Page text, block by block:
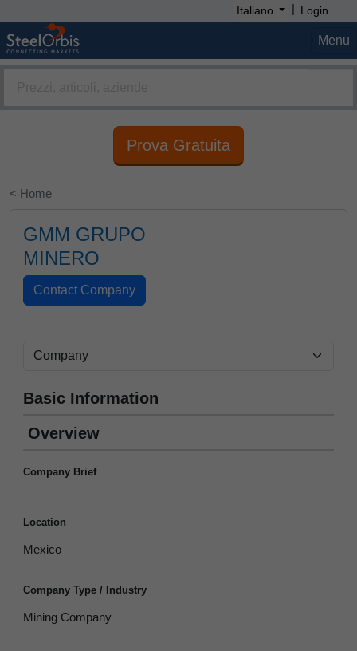
Italiano | Login
Menu
Prova Gratuita
< Home
GMM GRUPO
MINERO
Basic Information
Overview
Company Brief
Location
Mexico
Company Type / Industry
Mining Company